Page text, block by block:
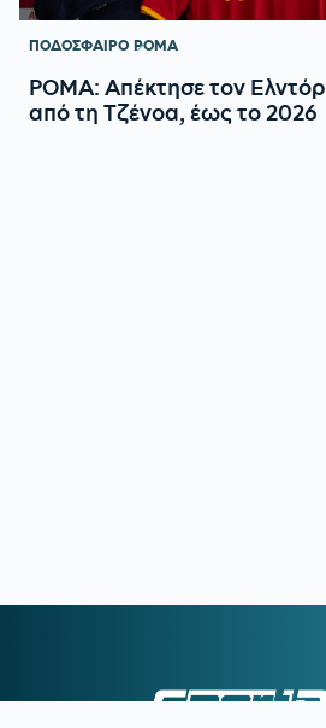
ΠΟΔΟΣΦΑΙΡΟ ΡΟΜΑ
ΡΟΜΑ: Απέκτησε τον
από τη Τζένοα, έως το 2026